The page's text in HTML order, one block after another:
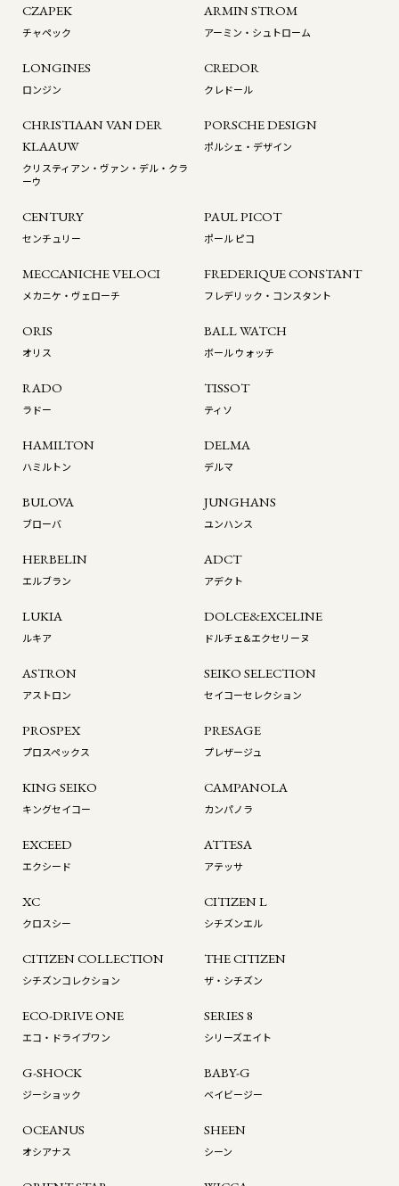
CZAPEK
チャペック
ARMIN STROM
アーミン・シュトローム
LONGINES
ロンジン
CREDOR
クレドール
CHRISTIAAN VAN DER
KLAAUW
クリスティアン・ヴァン・デル・クラ
ーウ
PORSCHE DESIGN
ポルシェ・デザイン
CENTURY
センチュリー
PAUL PICOT
ポール ピコ
MECCANICHE VELOCI
メカニケ・ヴェローチ
FREDERIQUE CONSTANT
フレデリック・コンスタント
ORIS
オリス
BALL WATCH
ボール ウォッチ
RADO
ラドー
TISSOT
ティソ
HAMILTON
ハミルトン
DELMA
デルマ
BULOVA
ブローバ
JUNGHANS
ユンハンス
HERBELIN
エルブラン
ADCT
アデクト
LUKIA
ルキア
DOLCE&EXCELINE
ドルチェ&エクセリーヌ
ASTRON
アストロン
SEIKO SELECTION
セイコーセレクション
PROSPEX
プロスペックス
PRESAGE
プレザージュ
KING SEIKO
キングセイコー
CAMPANOLA
カンパノラ
EXCEED
エクシード
ATTESA
アテッサ
XC
クロスシー
CITIZEN L
シチズンエル
CITIZEN COLLECTION
シチズンコレクション
THE CITIZEN
ザ・シチズン
ECO-DRIVE ONE
エコ・ドライブワン
SERIES 8
シリーズエイト
G-SHOCK
ジーショック
BABY-G
ベイビージー
OCEANUS
オシアナス
SHEEN
シーン